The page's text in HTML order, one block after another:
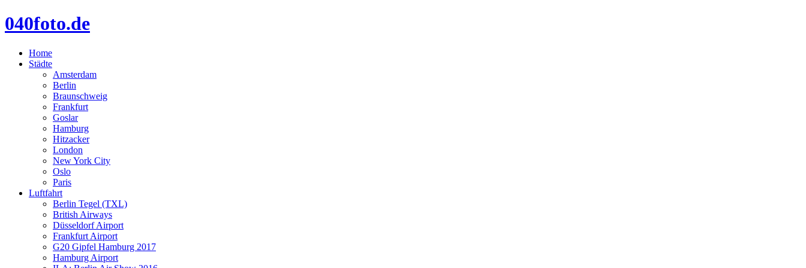
040foto.de
Home
Städte
Amsterdam
Berlin
Braunschweig
Frankfurt
Goslar
Hamburg
Hitzacker
London
New York City
Oslo
Paris
Luftfahrt
Berlin Tegel (TXL)
British Airways
Düsseldorf Airport
Frankfurt Airport
G20 Gipfel Hamburg 2017
Hamburg Airport